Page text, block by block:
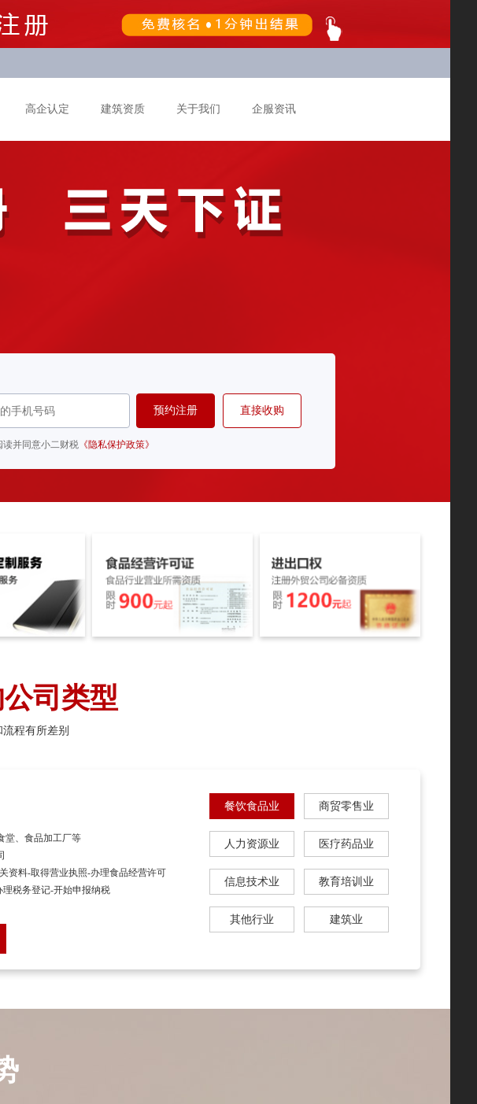
高企认定 建筑资质 关于我们 企服资讯
预约注册 直接收购
读并同意小二财税《隐私保护政策》
司类型
程有所差别
堂、食品加工厂等
资料-取得营业执照-办理食品经营许可
税务登记-开始申报纳税
餐饮食品业 商贸零售业
人力资源业 医疗药品业
信息技术业 教育培训业
其他行业 建筑业